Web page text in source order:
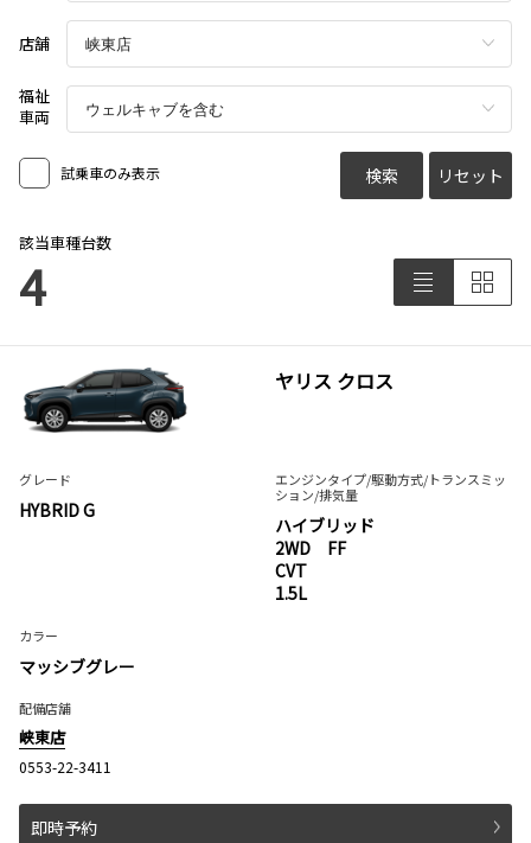
店舗
福祉
車両
試乗車のみ表示 検索 リセット
該当車種台数
4
ヤリス クロス
グレード
HYBRID G
エンジンタイプ/駆動方式/トランスミッ
ション/排気量
ハイブリッド
2WD FF
CVT
1.5L
カラー
マッシブグレー
配備店舗
峡東店
0553-22-3411
即時予約